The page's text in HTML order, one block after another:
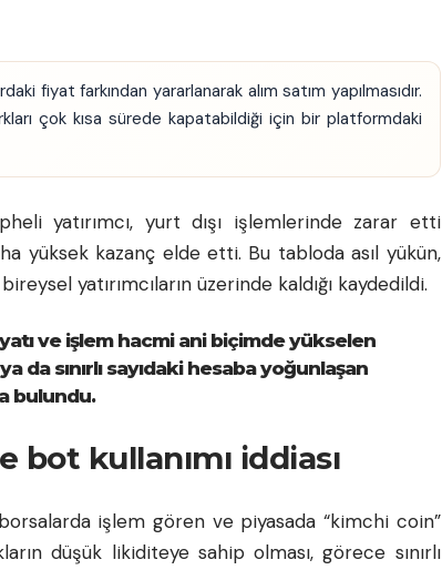
fiyat farkından yararlanarak alım satım yapılmasıdır.
çok kısa sürede kapatabildiği için bir platformdaki
yatırımcı, yurt dışı işlemlerinde zarar etti
yüksek kazanç elde etti. Bu tabloda asıl yükün,
yatırımcıların üzerinde kaldığı kaydedildi.
ve işlem hacmi ani biçimde yükselen
da sınırlı sayıdaki hesaba yoğunlaşan
bulundu.
kullanımı iddiası
işlem gören ve piyasada “kimchi coin”
düşük likiditeye sahip olması, görece sınırlı